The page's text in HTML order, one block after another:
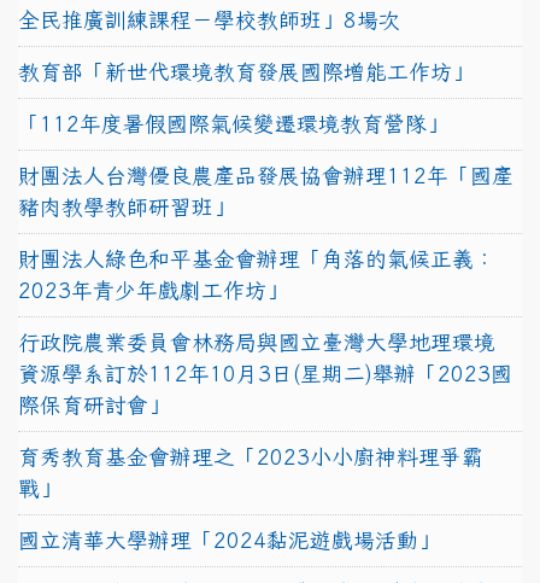
全民推廣訓練課程－學校教師班」8場次
教育部「新世代環境教育發展國際增能工作坊」
「112年度暑假國際氣候變遷環境教育營隊」
財團法人台灣優良農產品發展協會辦理112年「國產
豬肉教學教師研習班」
財團法人綠色和平基金會辦理「角落的氣候正義：
2023年青少年戲劇工作坊」
行政院農業委員會林務局與國立臺灣大學地理環境
資源學系訂於112年10月3日(星期二)舉辦「2023國
際保育研討會」
育秀教育基金會辦理之「2023小小廚神料理爭霸
戰」
國立清華大學辦理「2024黏泥遊戲場活動」